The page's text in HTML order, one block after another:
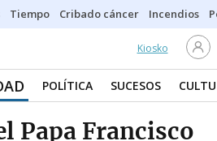
Tiempo Cribado cáncer Incendios
Kiosko
POLÍTICA SUCESOS
Papa Francisco